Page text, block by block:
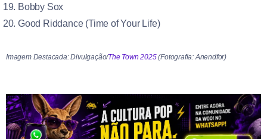
Bobby Sox
Good Riddance (Time of Your Life)
Imagem Destacada: Divulgação/The Town 2025(Fotografia: Anendfor)